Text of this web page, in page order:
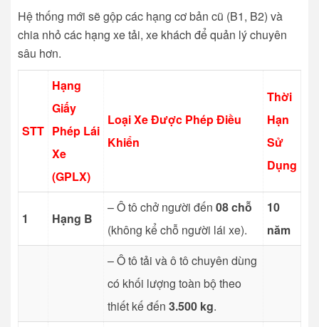
Hệ thống mới sẽ gộp các hạng cơ bản cũ (B1, B2) và
chia nhỏ các hạng xe tải, xe khách để quản lý chuyên
sâu hơn.
STT
Hạng
Giấy
Phép Lái
Xe
(GPLX)
Loại Xe Được Phép Điều
Khiển
Thời
Hạn
Sử
Dụng
1 Hạng B
– Ô tô chở người đến 08 chỗ
(không kể chỗ người lái xe).
10
năm
– Ô tô tải và ô tô chuyên dùng
có khối lượng toàn bộ theo
thiết kế đến 3.500 kg.